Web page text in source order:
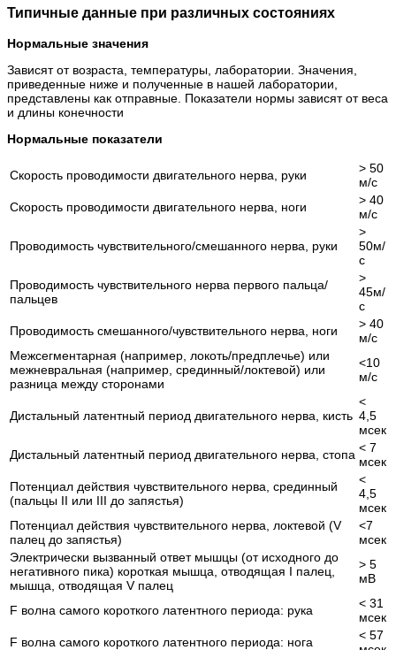
Типичные данные при различных состояниях
Нормальные значения
Зависят от возраста, температуры, лаборатории. Значения,
приведенные ниже и полученные в нашей лаборатории,
представлены как отправные. Показатели нормы зависят от веса
и длины конечности
Нормальные показатели
Скорость проводимости двигательного нерва, руки
> 50
м/с
Скорость проводимости двигательного нерва, ноги
> 40
м/с
Проводимость чувствительного/смешанного нерва, руки
>
50м/
с
Проводимость чувствительного нерва первого пальца/
пальцев
>
45м/
с
Проводимость смешанного/чувствительного нерва, ноги
> 40
м/с
Межсегментарная (например, локоть/предплечье) или
межневральная (например, срединный/локтевой) или
разница между сторонами
<10
м/с
Дистальный латентный период двигательного нерва, кисть
<
4,5
мсек
Дистальный латентный период двигательного нерва, стопа < 7
мсек
Потенциал действия чувствительного нерва, срединный
(пальцы II или III до запястья)
<
4,5
мсек
Потенциал действия чувствительного нерва, локтевой (V
палец до запястья)
<7
мсек
Электрически вызванный ответ мышцы (от исходного до
негативного пика) короткая мышца, отводящая I палец,
мышца, отводящая V палец
> 5
мВ
F волна самого короткого латентного периода: рука
< 31
мсек
F волна самого короткого латентного периода: нога
< 57